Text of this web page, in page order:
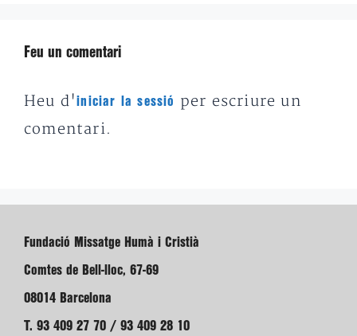
Feu un comentari
Heu d'iniciar la sessió
per escriure un
comentari.
Fundació Missatge Humà i Cristià
Comtes de Bell-lloc, 67-69
08014 Barcelona
T. 93 409 27 70 / 93 409 28 10